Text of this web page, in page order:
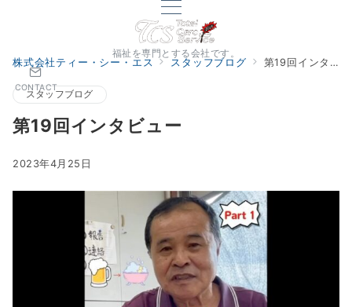
福祉を専門とする会社です。
CONTACT
株式会社ティー・シー・エス スタッフブログ 第19回インタビュー
スタッフブログ
第19回インタビュー
2023年4月25日